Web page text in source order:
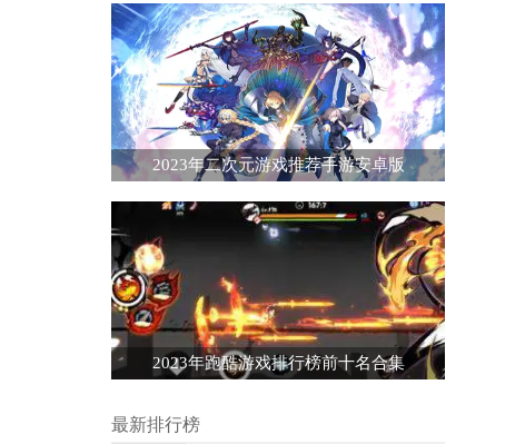
2023年二次元游戏推荐手游安卓版
2023年跑酷游戏排行榜前十名合集
最新排行榜